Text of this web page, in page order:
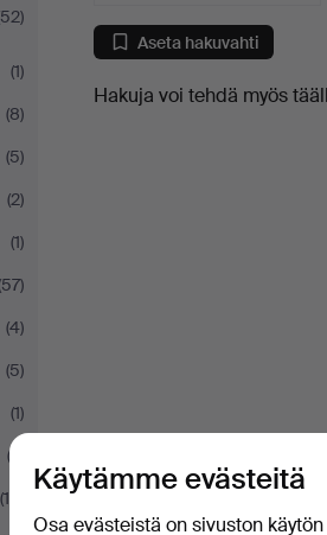
(1)
(8)
(5)
(2)
(1)
(4)
(5)
(1)
(3)
(10)
Aseta hakuvahti
Hakuja voi tehdä myös
Käytämme evästeitä
Osa evästeistä on sivuston